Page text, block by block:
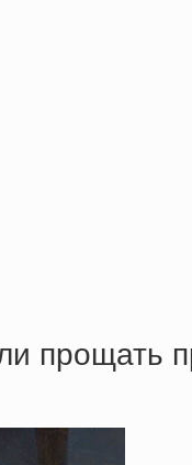
прощать